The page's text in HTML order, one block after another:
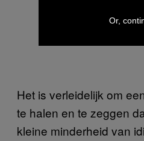
Het is verleidelijk om
te halen en te zeggen
kleine minderheid van
Or,